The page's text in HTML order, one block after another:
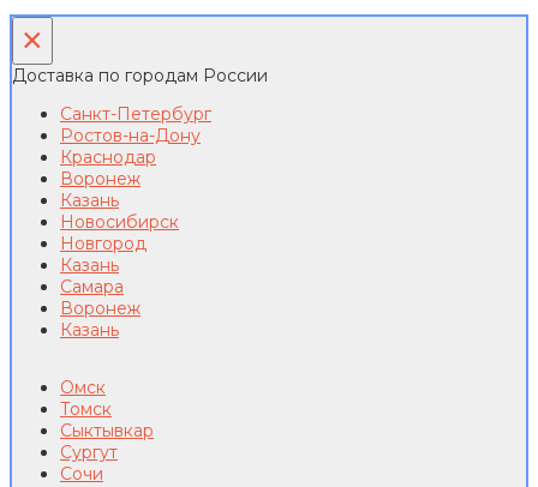
×
Доставка по городам России
Санкт-Петербург
Ростов-на-Дону
Краснодар
Воронеж
Казань
Новосибирск
Новгород
Казань
Самара
Воронеж
Казань
Омск
Томск
Сыктывкар
Сургут
Сочи